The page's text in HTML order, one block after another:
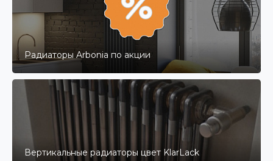
Смотреть
Радиаторы Arbonia по акции
Вертикальные радиаторы цвет KlarLack